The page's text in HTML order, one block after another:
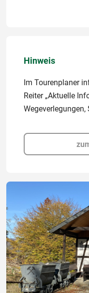
Hinweis
Im Tourenplaner
Reiter „Aktuelle